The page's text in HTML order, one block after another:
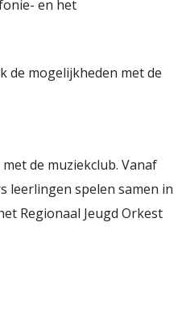
en het
de mogelijkheden met de
de muziekclub. Vanaf
leerlingen spelen samen in
Regionaal Jeugd Orkest